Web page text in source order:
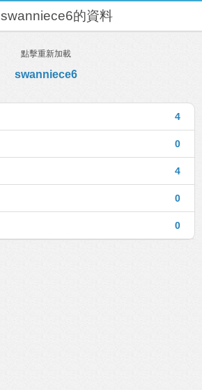
swanniece6的資料
點擊重新加載
swanniece6
4
0
4
0
0